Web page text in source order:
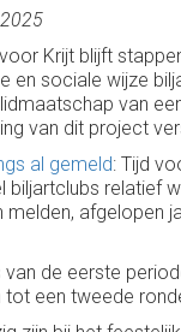
Krijt blijft
en sociale wijze
van
van dit project
al gemeld: Tijd
biljartclubs relatief
melden, afgelopen
de eerste
een tweede